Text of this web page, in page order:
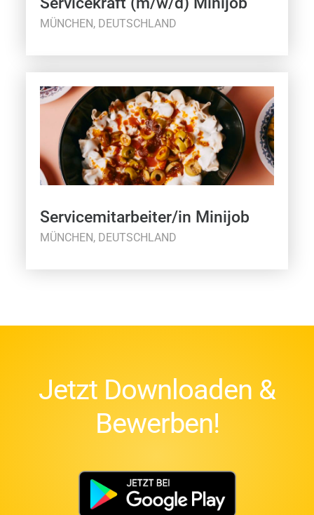
MÜNCHEN, DEUTSCHLAND
Servicemitarbeiter/in Minijob
MÜNCHEN, DEUTSCHLAND
Jetzt Downloaden &
Bewerben!